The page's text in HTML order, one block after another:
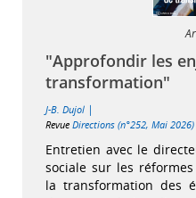
"Approfondir les
transformation"
J-B. Dujol |
Revue Directions (n°252, Mai 2026)
Entretien avec le
sociale sur les
la transformation des